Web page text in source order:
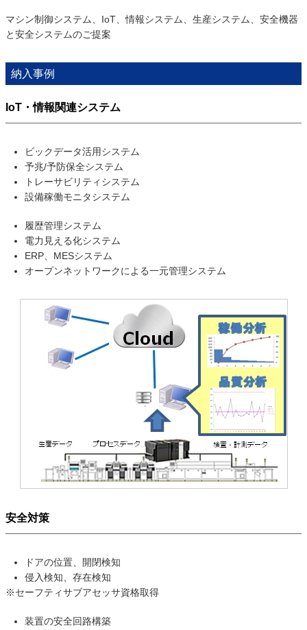
マシン制御システム、IoT、情報システム、生産システム、安全機器
と安全システムのご提案
納入事例
IoT・情報関連システム
ビックデータ活用システム
予兆/予防保全システム
トレーサビリティシステム
設備稼働モニタシステム
履歴管理システム
電力見える化システム
ERP、MESシステム
オープンネットワークによる一元管理システム
安全対策
ドアの位置、開閉検知
侵入検知、存在検知
※セーフティサブアセッサ資格取得
装置の安全回路構築